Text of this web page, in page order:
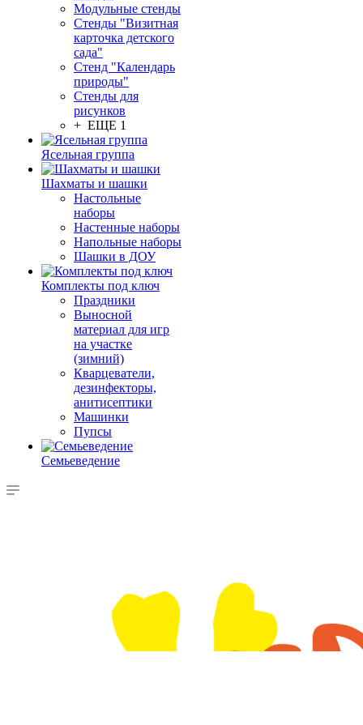
Модульные стенды
Стенды "Визитная
карточка детского
сада"
Стенд "Календарь
природы"
Стенды для
рисунков
+ ЕЩЕ 1
Ясельная группа
Шахматы и шашки
Настольные
наборы
Настенные наборы
Напольные наборы
Шашки в ДОУ
Комплекты под ключ
Праздники
Выносной
материал для игр
на участке
(зимний)
Кварцеватели,
дезинфекторы,
анитисептики
Машинки
Пупсы
Семьеведение